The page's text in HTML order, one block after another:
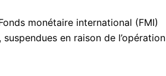
monétaire international (FMI)
en raison de l’opération